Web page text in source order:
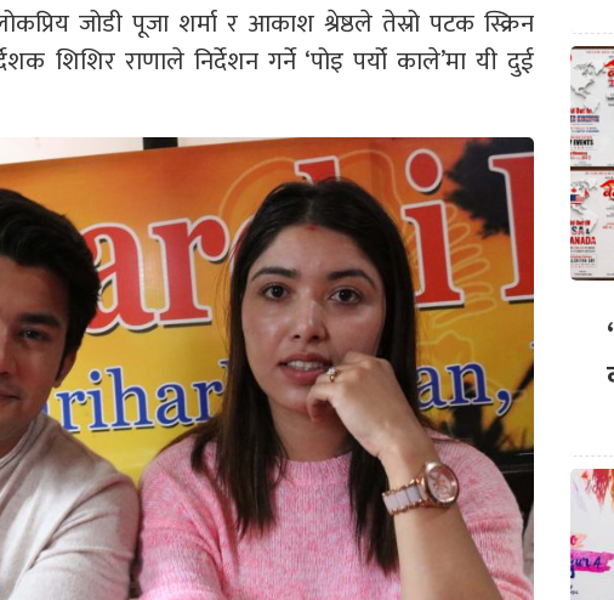
जोडी पूजा शर्मा र आकाश श्रेष्ठले तेस्रो पटक स्क्रिन
शिशिर राणाले निर्देशन गर्ने ‘पोइ पर्यो काले’मा यी दुई